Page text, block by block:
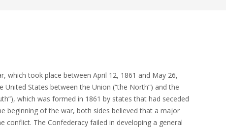
which took place between April 12, 1861 and May 26,
United States between the Union (“the North”) and the
which was formed in 1861 by states that had seceded
beginning of the war, both sides believed that a major
conflict. The Confederacy failed in developing a general